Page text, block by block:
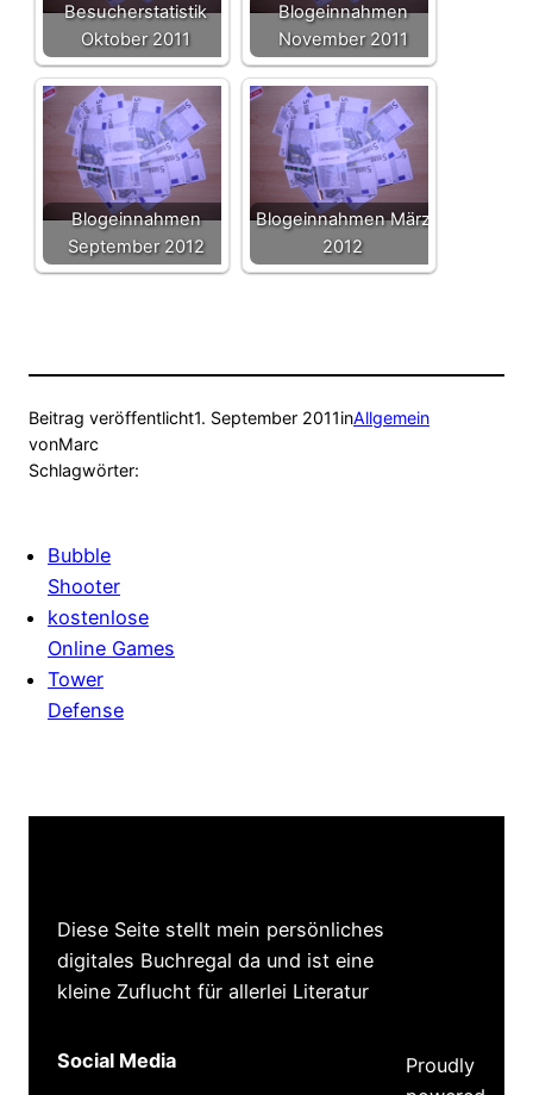
Besucherstatistik
Oktober 2011
Blogeinnahmen
November 2011
Blogeinnahmen
September 2012
Blogeinnahmen März
2012
Beitrag veröffentlicht1. September 2011inAllgemein
vonMarc
Schlagwörter:
Bubble
Shooter
kostenlose
Online Games
Tower
Defense
Diese Seite stellt mein persönliches
digitales Buchregal da und ist eine
kleine Zuflucht für allerlei Literatur
Social Media
Proudly